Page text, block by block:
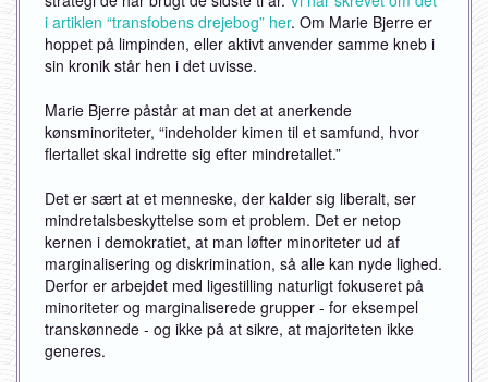
i artiklen “transfobens drejebog” her. Om Marie Bjerre er
hoppet på limpinden, eller aktivt anvender samme kneb i
sin kronik står hen i det uvisse.
Marie Bjerre påstår at man det at anerkende
kønsminoriteter, “indeholder kimen til et samfund, hvor
flertallet skal indrette sig efter mindretallet.”
Det er sært at et menneske, der kalder sig liberalt, ser
mindretalsbeskyttelse som et problem. Det er netop
kernen i demokratiet, at man løfter minoriteter ud af
marginalisering og diskrimination, så alle kan nyde lighed.
Derfor er arbejdet med ligestilling naturligt fokuseret på
minoriteter og marginaliserede grupper - for eksempel
transkønnede - og ikke på at sikre, at majoriteten ikke
generes.